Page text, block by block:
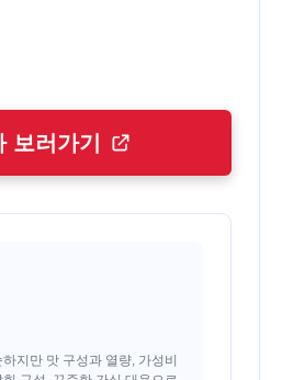
보러가기
지만 맛 구성과 열량, 가성비